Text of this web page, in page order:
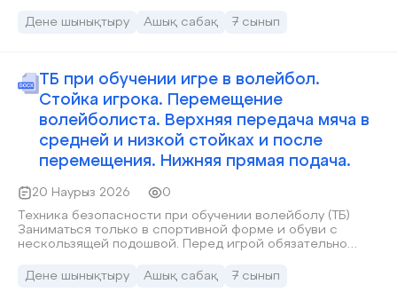
орындауда қолдану реттілігін біледі;
Дене шынықтыру Ашық сабақ 7 сынып
ТБ при обучении игре в волейбол.
Стойка игрока. Перемещение
волейболиста. Верхняя передача мяча в
средней и низкой стойках и после
перемещения. Нижняя прямая подача.
20 Наурыз 2026
0
Техника безопасности при обучении волейболу (ТБ)
Заниматься только в спортивной форме и обуви с
нескользящей подошвой. Перед игрой обязательно
игроками, избегать столкновений. Не выбегать на
Дене шынықтыру Ашық сабақ 7 сынып